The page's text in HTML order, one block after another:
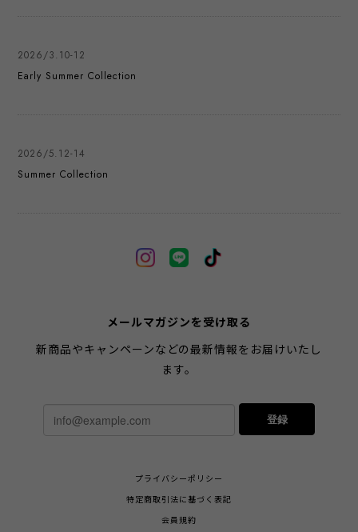
2026/3.10-12
Early Summer Collection
2026/5.12-14
Summer Collection
メールマガジンを受け取る
新商品やキャンペーンなどの最新情報をお届けいたし
ます。
登録
プライバシーポリシー
特定商取引法に基づく表記
会員規約